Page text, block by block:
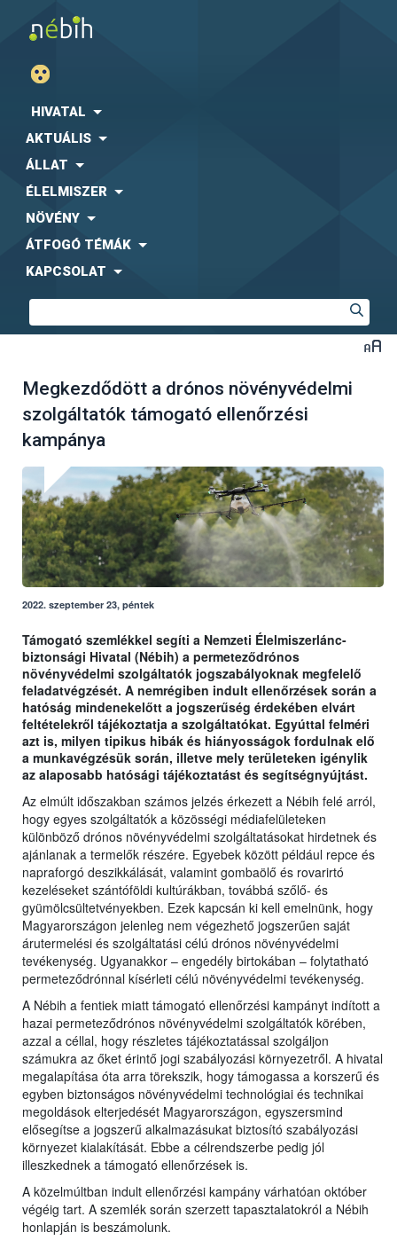
HIVATAL
AKTUÁLIS
ÁLLAT
ÉLELMISZER
NÖVÉNY
ÁTFOGÓ TÉMÁK
KAPCSOLAT
Megkezdődött a drónos növényvédelmi
szolgáltatók támogató ellenőrzési
kampánya
2022. szeptember 23, péntek
Támogató szemlékkel segíti a Nemzeti Élelmiszerlánc-
biztonsági Hivatal (Nébih) a permeteződrónos
növényvédelmi szolgáltatók jogszabályoknak megfelelő
feladatvégzését. A nemrégiben indult ellenőrzések során a
hatóság mindenekelőtt a jogszerűség érdekében elvárt
feltételekről tájékoztatja a szolgáltatókat. Egyúttal felméri
azt is, milyen tipikus hibák és hiányosságok fordulnak elő
a munkavégzésük során, illetve mely területeken igénylik
az alaposabb hatósági tájékoztatást és segítségnyújtást.
Az elmúlt időszakban számos jelzés érkezett a Nébih felé arról,
hogy egyes szolgáltatók a közösségi médiafelületeken
különböző drónos növényvédelmi szolgáltatásokat hirdetnek és
ajánlanak a termelők részére. Egyebek között például repce és
napraforgó deszikkálását, valamint gombaölő és rovarirtó
kezeléseket szántóföldi kultúrákban, továbbá szőlő- és
gyümölcsültetvényekben. Ezek kapcsán ki kell emelnünk, hogy
Magyarországon jelenleg nem végezhető jogszerűen saját
árutermelési és szolgáltatási célú drónos növényvédelmi
tevékenység. Ugyanakkor – engedély birtokában – folytatható
permeteződrónnal kísérleti célú növényvédelmi tevékenység.
A Nébih a fentiek miatt támogató ellenőrzési kampányt indított a
hazai permeteződrónos növényvédelmi szolgáltatók körében,
azzal a céllal, hogy részletes tájékoztatással szolgáljon
számukra az őket érintő jogi szabályozási környezetről. A hivatal
megalapítása óta arra törekszik, hogy támogassa a korszerű és
egyben biztonságos növényvédelmi technológiai és technikai
megoldások elterjedését Magyarországon, egyszersmind
elősegítse a jogszerű alkalmazásukat biztosító szabályozási
környezet kialakítását. Ebbe a célrendszerbe pedig jól
illeszkednek a támogató ellenőrzések is.
A közelmúltban indult ellenőrzési kampány várhatóan október
végéig tart. A szemlék során szerzett tapasztalatokról a Nébih
honlapján is beszámolunk.